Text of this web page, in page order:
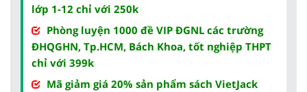
lớp 1-12 chỉ với 250k
Phòng luyện 1000 đề VIP ĐGNL các trường
ĐHQGHN, Tp.HCM, Bách Khoa, tốt nghiệp THPT
chỉ với 399k
Mã giảm giá 20% sản phẩm sách VietJack